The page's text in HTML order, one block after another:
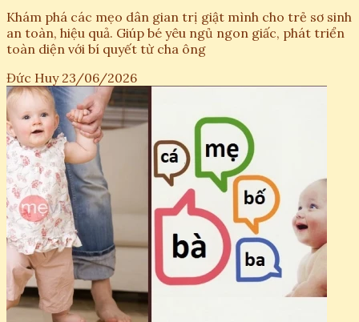
Khám phá các mẹo dân gian trị giật mình cho trẻ sơ sinh
an toàn, hiệu quả. Giúp bé yêu ngủ ngon giấc, phát triển
toàn diện với bí quyết từ cha ông
Đức Huy 23/06/2026